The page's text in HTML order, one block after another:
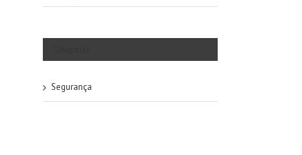
Segurança